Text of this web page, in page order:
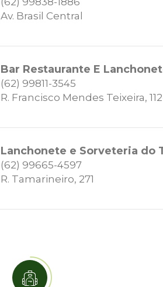
Av. Brasil Central
Bar Restaurante E
(62) 99811-3545
R. Francisco Mendes Teixeira,
Lanchonete e Sorveteria do
(62) 99665-4597
R. Tamarineiro, 271